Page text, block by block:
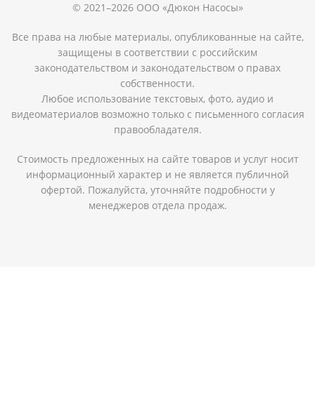
© 2021–2026 ООО «Дюкон Насосы»
Все права на любые материалы, опубликованные на сайте,
защищены в соответствии с российским
законодательством и законодательством о правах
собственности.
Любое использование текстовых, фото, аудио и
видеоматериалов возможно только с письменного согласия
правообладателя.
Стоимость предложенных на сайте товаров и услуг носит
информационный характер и не является публичной
офертой. Пожалуйста, уточняйте подробности у
менеджеров отдела продаж.